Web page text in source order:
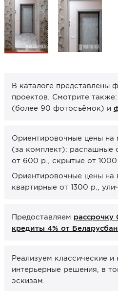
Образцы
Фурнитура
Ручки дверные
Завертки, блокады
Системы
Каталоги от
Сервис
Консультация
Онлайн-формат
Оплата
Рассрочка 0% (без
Кредиты 4% от
В каталоге представлены
проектов. Смотрите также:
(более 90 фотосъёмок) и
Ориентировочные цены
(за комплект): распашные
от 600 р., скрытые от 1000
Ориентировочные цены на
квартирные от 1300 р.,
Предоставляем рассрочку
кредиты 4% от
Реализуем классические и
интерьерные решения, в
эскизам.